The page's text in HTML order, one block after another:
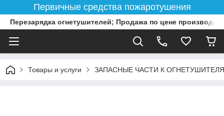
Первичные средства пожаротушения
Перезарядка огнетушителей; Продажа по цене
Товары и услуги ЗАПАСНЫЕ ЧАСТИ К